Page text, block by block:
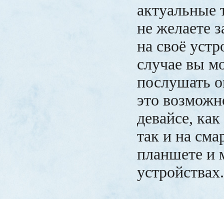
актуальные
не желаете
на своё
случае вы
послушать
это
девайсе,
так и на
планшете и